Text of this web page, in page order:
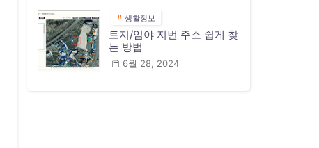
생활정보
토지/임야 지번 주소 쉽게 찾
는 방법
6월 28, 2024